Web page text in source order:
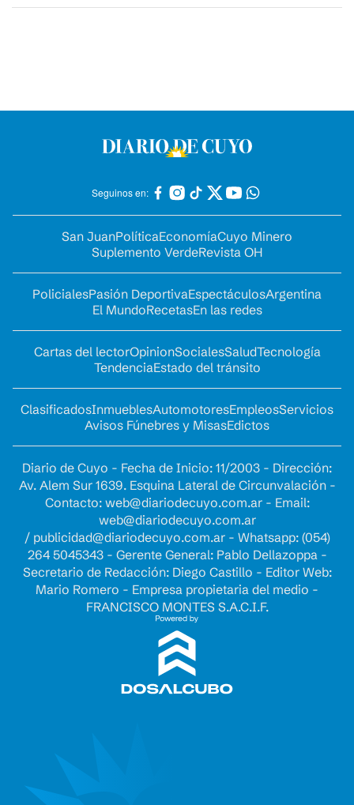
Seguinos en:
San JuanPolíticaEconomíaCuyo Minero
Suplemento VerdeRevista OH
PolicialesPasión DeportivaEspectáculosArgentina
El MundoRecetasEn las redes
Cartas del lectorOpinionSocialesSaludTecnología
TendenciaEstado del tránsito
ClasificadosInmueblesAutomotoresEmpleosServicios
Avisos Fúnebres y MisasEdictos
Diario de Cuyo - Fecha de Inicio: 11/2003 - Dirección:
Av. Alem Sur 1639. Esquina Lateral de Circunvalación -
Contacto: web@diariodecuyo.com.ar- Email:
web@diariodecuyo.com.ar
/ publicidad@diariodecuyo.com.ar- Whatsapp: (054)
264 5045343 - Gerente General: Pablo Dellazoppa -
Secretario de Redacción: Diego Castillo - Editor Web:
Mario Romero - Empresa propietaria del medio -
FRANCISCO MONTES S.A.C.I.F.